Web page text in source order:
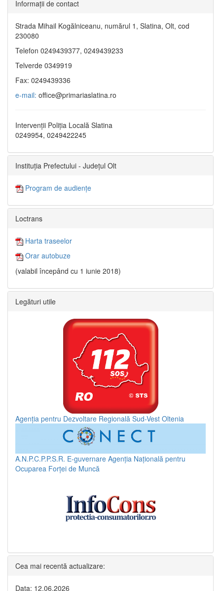
Informaţii de contact
Strada Mihail Kogălniceanu, numărul 1, Slatina, Olt, cod
230080
Telefon 0249439377, 0249439233
Telverde 0349919
Fax: 0249439336
e-mail: office@primariaslatina.ro
Intervenții Poliția Locală Slatina
0249954, 0249422245
Instituția Prefectului - Județul Olt
Program de audiențe
Loctrans
Harta traseelor
Orar autobuze
(valabil începând cu 1 iunie 2018)
Legături utile
Agenția pentru Dezvoltare Regională Sud-Vest Oltenia
A.N.P.C.P.P.S.R. E-guvernare Agenția Națională pentru
Ocuparea Forței de Muncă
Cea mai recentă actualizare:
Data: 12.06.2026